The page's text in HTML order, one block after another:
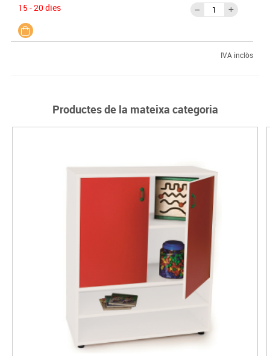
15 - 20 dies
IVA inclòs
Productes de la mateixa categoria